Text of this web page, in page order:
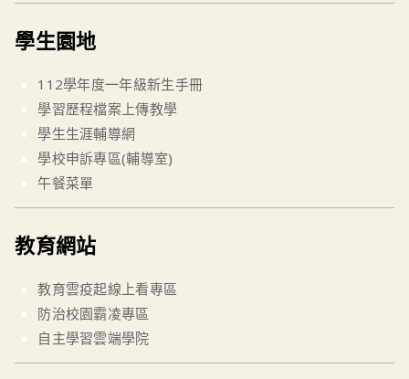
學生園地
112學年度一年級新生手冊
學習歷程檔案上傳教學
學生生涯輔導網
學校申訴專區(輔導室)
午餐菜單
教育網站
教育雲疫起線上看專區
防治校園霸凌專區
自主學習雲端學院